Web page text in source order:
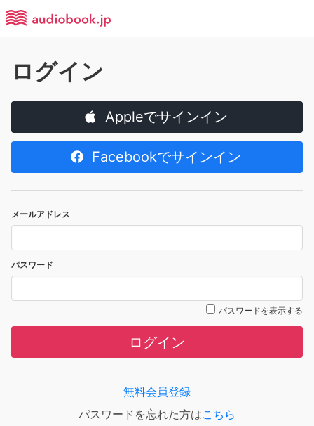
ログイン
Appleでサインイン
Facebookでサインイン
メールアドレス
パスワード
パスワードを表示する
ログイン
無料会員登録
パスワードを忘れた方はこちら